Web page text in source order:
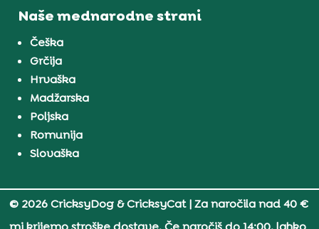
Naše mednarodne strani
Češka
Grčija
Hrvaška
Madžarska
Poljska
Romunija
Slovaška
© 2026 CricksyDog & CricksyCat| Za naročila nad 40 €